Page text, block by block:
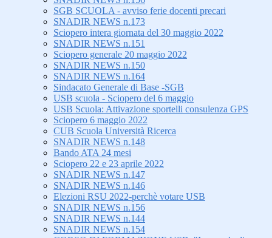
SGB SCUOLA - avviso ferie docenti precari
SNADIR NEWS n.173
Sciopero intera giornata del 30 maggio 2022
SNADIR NEWS n.151
Sciopero generale 20 maggio 2022
SNADIR NEWS n.150
SNADIR NEWS n.164
Sindacato Generale di Base -SGB
USB scuola - Sciopero del 6 maggio
USB Scuola: Attivazione sportelli consulenza GPS
Sciopero 6 maggio 2022
CUB Scuola Università Ricerca
SNADIR NEWS n.148
Bando ATA 24 mesi
Sciopero 22 e 23 aprile 2022
SNADIR NEWS n.147
SNADIR NEWS n.146
Elezioni RSU 2022-perchè votare USB
SNADIR NEWS n.156
SNADIR NEWS n.144
SNADIR NEWS n.154